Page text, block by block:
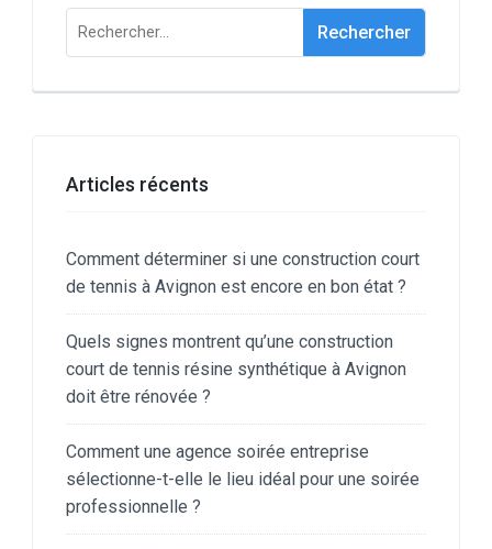
Rechercher :
Articles récents
Comment déterminer si une construction court
de tennis à Avignon est encore en bon état ?
Quels signes montrent qu’une construction
court de tennis résine synthétique à Avignon
doit être rénovée ?
Comment une agence soirée entreprise
sélectionne-t-elle le lieu idéal pour une soirée
professionnelle ?